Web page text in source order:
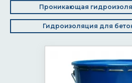
Проникающая
Гидроизоляция для